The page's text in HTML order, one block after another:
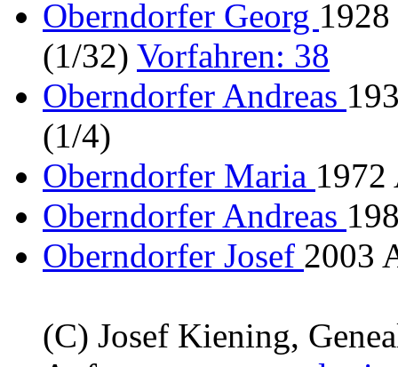
Oberndorfer Georg
(1/32) Vorfahren: 38
Oberndorfer Andreas
(1/4)
Oberndorfer Maria 1972
Oberndorfer Andreas
Oberndorfer Josef 2003
(C) Josef Kiening,